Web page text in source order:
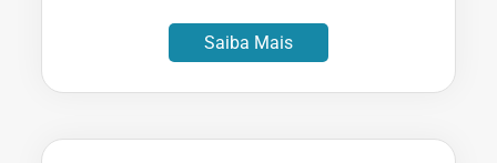
Saiba Mais